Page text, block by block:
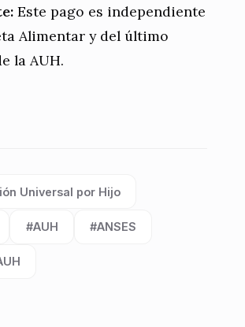
Este pago es independiente
Alimentar y del último
la AUH.
Universal por Hijo
Etiqueta:
#AUH
Etiqueta:
#ANSES